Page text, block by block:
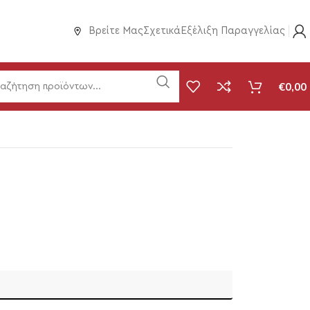
Βρείτε ΜαςΣχετικά Εξέλιξη Παραγγελίας
€0,00